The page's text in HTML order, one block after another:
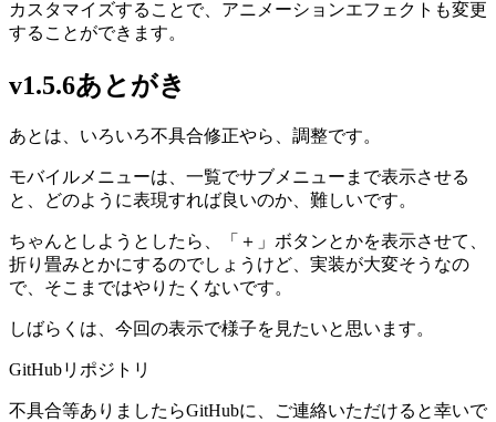
カスタマイズすることで、アニメーションエフェクトも変更
することができます。
v1.5.6あとがき
あとは、いろいろ不具合修正やら、調整です。
モバイルメニューは、一覧でサブメニューまで表示させる
と、どのように表現すれば良いのか、難しいです。
ちゃんとしようとしたら、「＋」ボタンとかを表示させて、
折り畳みとかにするのでしょうけど、実装が大変そうなの
で、そこまではやりたくないです。
しばらくは、今回の表示で様子を見たいと思います。
GitHubリポジトリ
不具合等ありましたらGitHubに、ご連絡いただけると幸いで